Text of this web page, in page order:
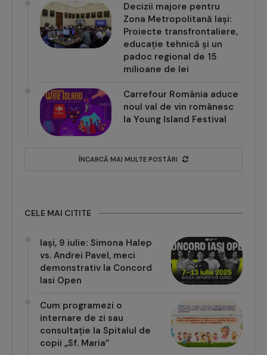
Decizii majore pentru
Zona Metropolitană Iași:
Proiecte transfrontaliere,
educație tehnică și un
padoc regional de 15
milioane de lei
Carrefour România aduce
noul val de vin românesc
la Young Island Festival
ÎNCARCĂ MAI MULTE POSTĂRI
CELE MAI CITITE
Iași, 9 iulie: Simona Halep
vs. Andrei Pavel, meci
demonstrativ la Concord
Iasi Open
Cum programezi o
internare de zi sau
consultație la Spitalul de
copii „Sf. Maria”